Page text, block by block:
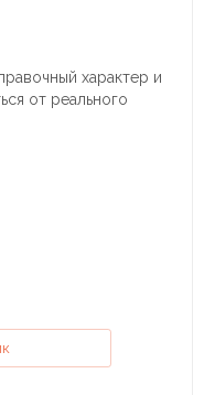
характер и
от реального